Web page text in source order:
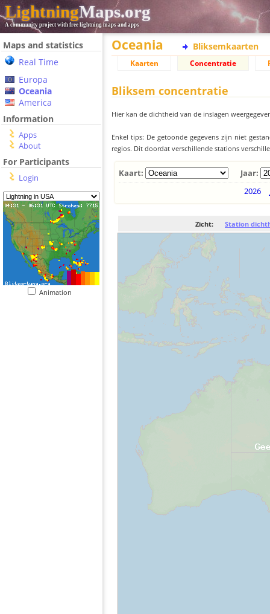
LightningMaps.org
A community project with free lightning maps and apps
Maps and statistics
Real Time
Europa
Oceania
America
Information
Apps
About
For Participants
Login
Animation
Oceania Bliksemkaarten
Kaarten Concentratie
Bliksem concentratie
Hier kan de dichtheid van de inslagen
Enkel tips: De getoonde gegevens zijn niet
regios. Dit doordat verschillende stations
Kaart:
Jaar:
2026
Zicht: Station